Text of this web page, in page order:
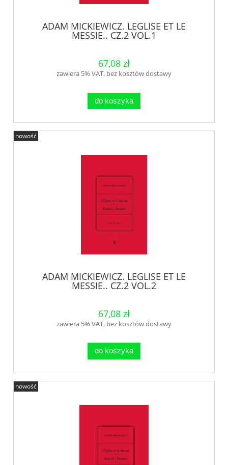
ADAM MICKIEWICZ. LEGLISE ET LE
MESSIE.. CZ.2 VOL.1
67,08 zł
zawiera 5% VAT, bez kosztów dostawy
do koszyka
ADAM MICKIEWICZ. LEGLISE ET LE
MESSIE.. CZ.2 VOL.2
67,08 zł
zawiera 5% VAT, bez kosztów dostawy
do koszyka
nowość
nowość